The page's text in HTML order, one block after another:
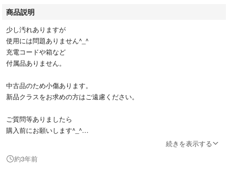
商品説明
少し汚れありますが
使用には問題ありません^_^
充電コードや箱など
付属品ありません。
中古品のため小傷あります。
新品クラスをお求めの方はご遠慮ください。
ご質問等ありましたら
購入前にお願いします^_^
何で発送するかは、こちらで判断させていただきます。ご了承ください。
続きを表示する
約3年前